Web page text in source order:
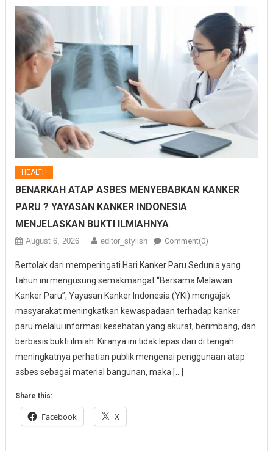
HEALTH
BENARKAH ATAP ASBES MENYEBABKAN KANKER
PARU ? YAYASAN KANKER INDONESIA
MENJELASKAN BUKTI ILMIAHNYA
August 6, 2026 editor_stylish Comment(0)
Bertolak dari memperingati Hari Kanker Paru Sedunia yang
tahun ini mengusung semakmangat “Bersama Melawan
Kanker Paru”, Yayasan Kanker Indonesia (YKI) mengajak
masyarakat meningkatkan kewaspadaan terhadap kanker
paru melalui informasi kesehatan yang akurat, berimbang, dan
berbasis bukti ilmiah. Kiranya ini tidak lepas dari di tengah
meningkatnya perhatian publik mengenai penggunaan atap
asbes sebagai material bangunan, maka […]
Share this:
Facebook X